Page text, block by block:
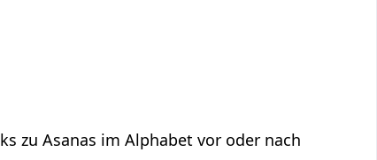
zu Asanas im Alphabet vor oder nach